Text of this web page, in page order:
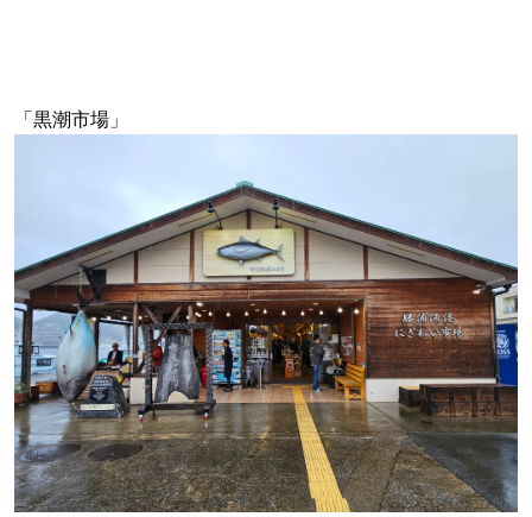
「黒潮市場」